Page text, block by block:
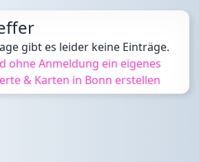
gibt es leider keine Einträge.
ohne Anmeldung ein eigenes
& Karten in Bonn erstellen